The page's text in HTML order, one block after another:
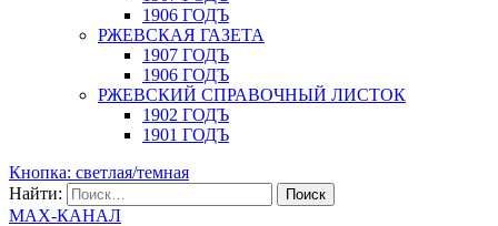
1906 ГОДЪ
РЖЕВСКАЯ ГАЗЕТА
1907 ГОДЪ
1906 ГОДЪ
РЖЕВСКИЙ СПРАВОЧНЫЙ ЛИСТОК
1902 ГОДЪ
1901 ГОДЪ
Кнопка: светлая/темная
Найти:
MAX-КАНАЛ